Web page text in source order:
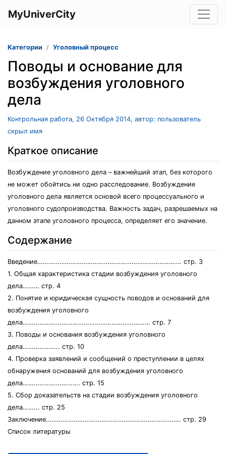
MyUniverCity
Категории Уголовный процесс
Поводы и основание для
возбуждения уголовного
дела
Контрольная работа, 26 Октября 2014, автор: пользователь
скрыл имя
Краткое описание
Возбуждение уголовного дела – важнейший этап, без которого
не может обойтись ни одно расследование. Возбуждение
уголовного дела является основой всего процессуального и
уголовного судопроизводства. Важность задач, разрешаемых на
данном этапе уголовного процесса, определяет его значение.
Содержание
Введение…………………………………………………………………… стр. 3
1. Общая характеристика стадии возбуждения уголовного
дела……… стр. 4
2. Понятие и юридическая сущность поводов и оснований для
возбуждения уголовного
дела…………………………………………………………… стр. 7
3. Поводы и основания возбуждения уголовного
дела……………….. стр. 10
4. Проверка заявлений и сообщений о преступлении в целях
обнаружения оснований для возбуждения уголовного
дела…………………………. стр. 15
5. Сбор доказательств на стадии возбуждения уголовного
дела……... стр. 25
Заключение………………………………………………………………. стр. 29
Список литературы